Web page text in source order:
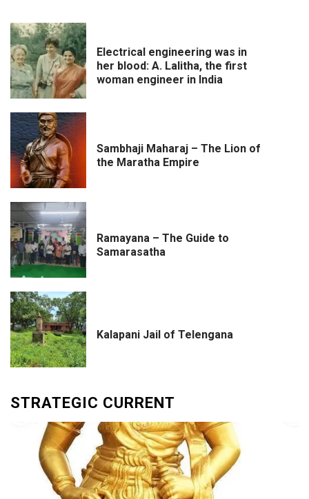
Electrical engineering was in
her blood: A. Lalitha, the first
woman engineer in India
Sambhaji Maharaj – The Lion of
the Maratha Empire
Ramayana – The Guide to
Samarasatha
Kalapani Jail of Telengana
STRATEGIC CURRENT